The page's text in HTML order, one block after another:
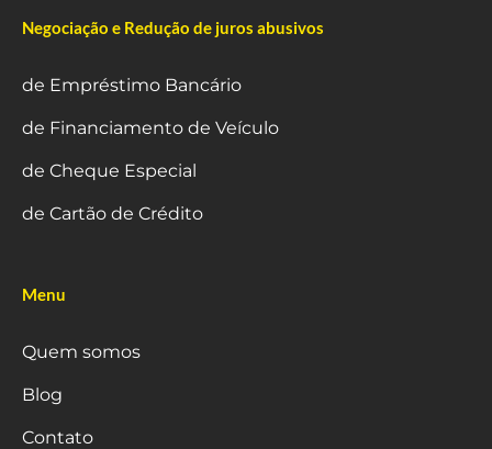
Negociação e Redução de juros abusivos
de Empréstimo Bancário
de Financiamento de Veículo
de Cheque Especial
de Cartão de Crédito
Menu
Quem somos
Blog
Contato